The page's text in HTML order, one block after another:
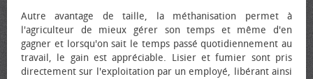
Autre avantage de taille, la méthanisation permet à
l'agriculteur de mieux gérer son temps et même d'en
gagner et lorsqu'on sait le temps passé quotidiennement au
travail, le gain est appréciable. Lisier et fumier sont pris
directement sur l'exploitation par un employé, libérant ainsi